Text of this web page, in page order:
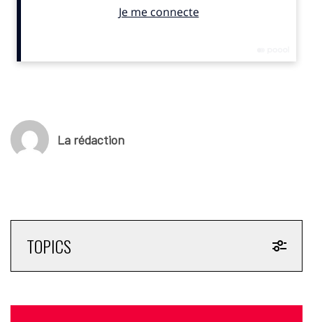
nette : passer d’environ 150 000 à 300 000 visiteurs par an. Le
La rédaction
TOPICS